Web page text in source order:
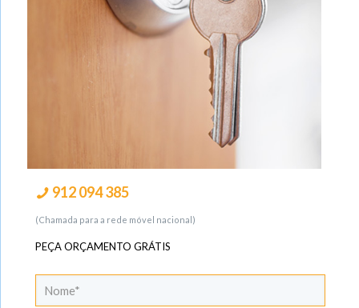
912 094 385
(Chamada para a rede móvel nacional)
PEÇA ORÇAMENTO GRÁTIS